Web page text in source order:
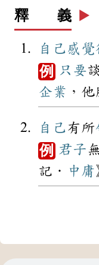
釋 義 ▶️
自己感覺
例 只要
企業 ，
自己有所
例 君子
記．
中庸